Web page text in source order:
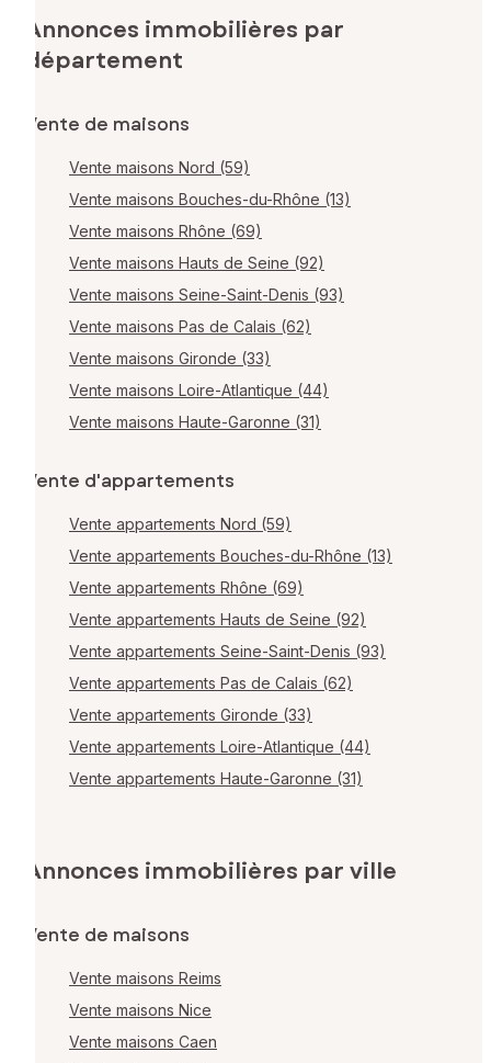
Annonces immobilières par
département
Vente de maisons
Vente maisons Nord (59)
Vente maisons Bouches-du-Rhône (13)
Vente maisons Rhône (69)
Vente maisons Hauts de Seine (92)
Vente maisons Seine-Saint-Denis (93)
Vente maisons Pas de Calais (62)
Vente maisons Gironde (33)
Vente maisons Loire-Atlantique (44)
Vente maisons Haute-Garonne (31)
Vente d'appartements
Vente appartements Nord (59)
Vente appartements Bouches-du-Rhône (13)
Vente appartements Rhône (69)
Vente appartements Hauts de Seine (92)
Vente appartements Seine-Saint-Denis (93)
Vente appartements Pas de Calais (62)
Vente appartements Gironde (33)
Vente appartements Loire-Atlantique (44)
Vente appartements Haute-Garonne (31)
Annonces immobilières par ville
Vente de maisons
Vente maisons Reims
Vente maisons Nice
Vente maisons Caen